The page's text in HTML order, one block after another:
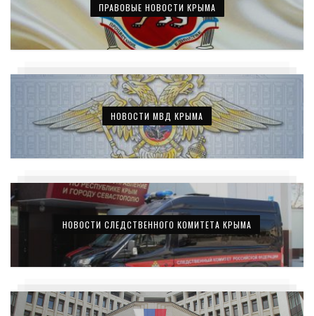
ПРАВОВЫЕ НОВОСТИ КРЫМА
НОВОСТИ МВД КРЫМА
НОВОСТИ СЛЕДСТВЕННОГО КОМИТЕТА КРЫМА